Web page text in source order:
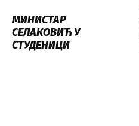
МИНИСТАР
СЕЛАКОВИЋ У
СТУДЕНИЦИ